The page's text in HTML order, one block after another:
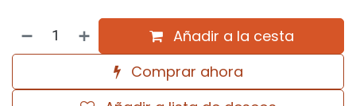
Añadir a la cesta
Comprar ahora